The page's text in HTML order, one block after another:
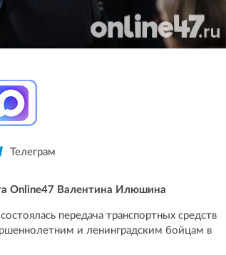
Телеграм
Online47 Валентина Илюшина
передача транспортных средств
и ленинградским бойцам в